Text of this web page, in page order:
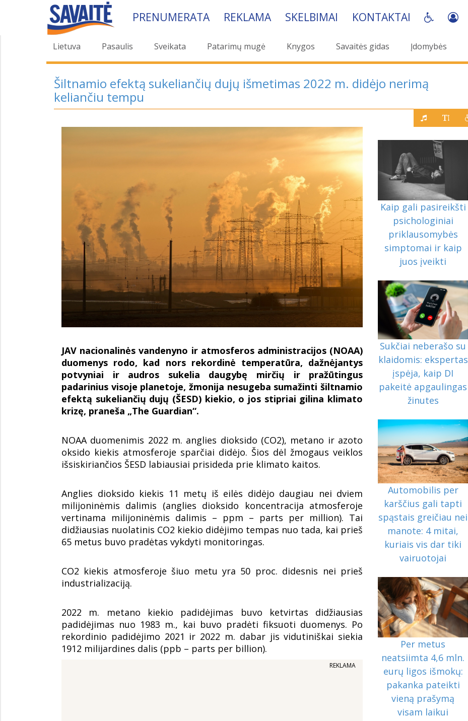
PRENUMERATA REKLAMA SKELBIMAI KONTAKTAI
Lietuva Pasaulis Sveikata Patarimų mugė Knygos Savaitės gidas Įdomybės
Šiltnamio efektą sukeliančių dujų išmetimas 2022 m. didėjo nerimą
keliančiu tempu
JAV nacionalinės vandenyno ir atmosferos administracijos (NOAA)
duomenys rodo, kad nors rekordinė temperatūra, dažnėjantys
potvyniai ir audros sukelia daugybę mirčių ir pražūtingus
padarinius visoje planetoje, žmonija nesugeba sumažinti šiltnamio
efektą sukeliančių dujų (ŠESD) kiekio, o jos stipriai gilina klimato
krizę, praneša „The Guardian“.
NOAA duomenimis 2022 m. anglies dioksido (CO2), metano ir azoto
oksido kiekis atmosferoje sparčiai didėjo. Šios dėl žmogaus veiklos
išsiskiriančios ŠESD labiausiai prisideda prie klimato kaitos.
Anglies dioksido kiekis 11 metų iš eilės didėjo daugiau nei dviem
milijoninėmis dalimis (anglies dioksido koncentracija atmosferoje
vertinama milijoninėmis dalimis – ppm – parts per million). Tai
didžiausias nuolatinis CO2 kiekio didėjimo tempas nuo tada, kai prieš
65 metus buvo pradėtas vykdyti monitoringas.
CO2 kiekis atmosferoje šiuo metu yra 50 proc. didesnis nei prieš
industrializaciją.
2022 m. metano kiekio padidėjimas buvo ketvirtas didžiausias
padidėjimas nuo 1983 m., kai buvo pradėti fiksuoti duomenys. Po
rekordinio padidėjimo 2021 ir 2022 m. dabar jis vidutiniškai siekia
1912 milijardines dalis (ppb – parts per billion).
REKLAMA
Kaip gali pasireikšti
psichologiniai
priklausomybės
simptomai ir kaip
juos įveikti
Sukčiai neberašo su
klaidomis: ekspertas
įspėja, kaip DI
pakeitė apgaulingas
žinutes
Automobilis per
karščius gali tapti
spąstais greičiau nei
manote: 4 mitai,
kuriais vis dar tiki
vairuotojai
Per metus
neatsiimta 4,6 mln.
eurų ligos išmokų:
pakanka pateikti
vieną prašymą
visam laikui